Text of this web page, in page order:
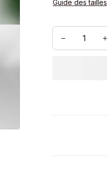
Guide des tailles